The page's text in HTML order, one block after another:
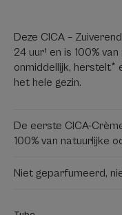
Deze CICA –
24 uur¹ en is 100%
onmiddellijk, herstelt*
het hele gezin.
De eerste CICA-
100% van natuurlijke
Niet geparfumeerd,